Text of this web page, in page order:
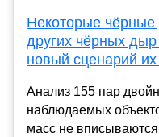
Некоторые
других чёрных
новый сценарий
Анализ 155 пар
наблюдаемых
масс не вписываются